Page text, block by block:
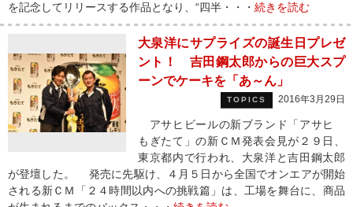
を記念してリリースする作品となり、“四半・・・ 続きを読む
大泉洋にサプライズの誕生日プレゼ
ント！ 吉田鋼太郎からの巨大スプ
ーンでケーキを「あ～ん」
TOPICS 2016年3月29日
アサヒビールの新ブランド「アサヒ
もぎたて」の新ＣＭ発表会見が２９日、
東京都内で行われ、大泉洋と吉田鋼太郎
が登壇した。 発売に先駆け、４月５日から全国でオンエアが開始
される新ＣＭ「２４時間以内への挑戦篇」は、工場を舞台に、商品